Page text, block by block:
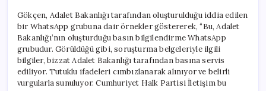
Gökçen, Adalet Bakanlığı tarafından oluşturulduğu iddia edilen
bir WhatsApp grubuna dair örnekler göstererek, “Bu, Adalet
Bakanlığı’nın oluşturduğu basın bilgilendirme WhatsApp
grubudur. Görüldüğü gibi, soruşturma belgeleriyle ilgili
bilgiler, bizzat Adalet Bakanlığı tarafından basına servis
ediliyor. Tutuklu ifadeleri cımbızlanarak alınıyor ve belirli
vurgularla sunuluyor. Cumhuriyet Halk Partisi İletişim bu